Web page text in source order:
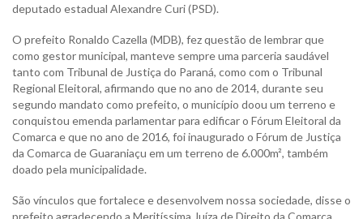
deputado estadual Alexandre Curi (PSD).
O prefeito Ronaldo Cazella (MDB), fez questão de lembrar que
como gestor municipal, manteve sempre uma parceria saudável
tanto com Tribunal de Justiça do Paraná, como com o Tribunal
Regional Eleitoral, afirmando que no ano de 2014, durante seu
segundo mandato como prefeito, o município doou um terreno e
conquistou emenda parlamentar para edificar o Fórum Eleitoral da
Comarca e que no ano de 2016, foi inaugurado o Fórum de Justiça
da Comarca de Guaraniaçu em um terreno de 6.000m², também
doado pela municipalidade.
São vínculos que fortalece e desenvolvem nossa sociedade, disse o
prefeito agradecendo a Meritíssima Juíza de Direito da Comarca,